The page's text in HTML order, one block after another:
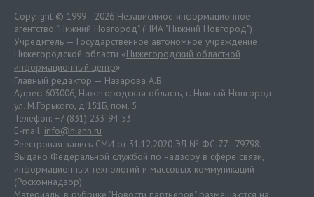
Copyright © 1999—2026 Независимое информационное
агентство "Нижний Новгород" (НИА "Нижний Новгород")
Учредитель — Государственное автономное учреждение
Нижегородской области «Нижегородский областной
информационный центр»
Главный редактор — Назарова А.В.
Адрес: 603006, Нижегородская область, г. Нижний Новгород.
ул. М.Горького, д.151Б, пом. 5
Телефон: +7 (831) 233-94-53
E-mail: info@niann.ru
Реестровая запись СМИ от 31.12.2020 ЭЛ № ФС 77 - 79798.
Выдано Федеральной службой по надзору в сфере связи,
информационных технологий и массовых коммуникаций
(Роскомнадзор).